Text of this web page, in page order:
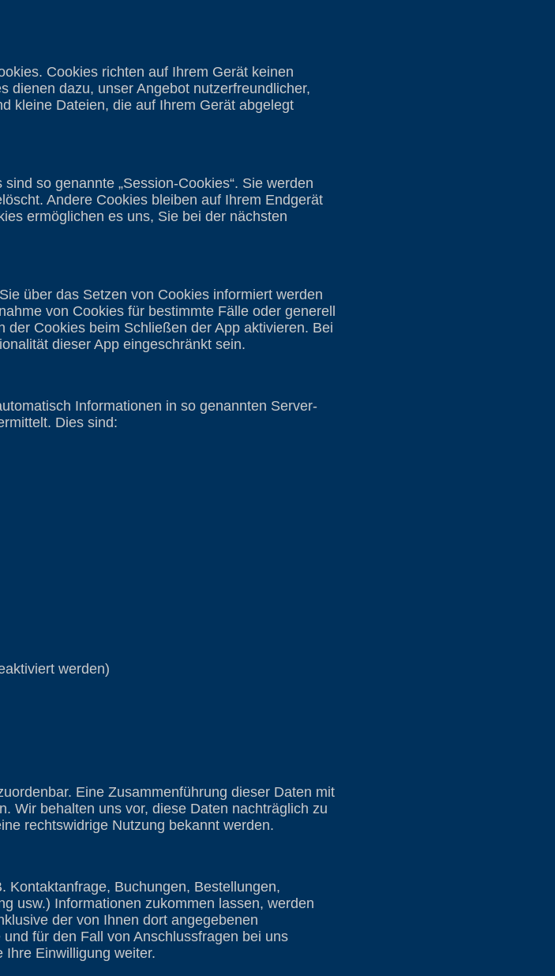
Cookies richten auf Ihrem Gerät keinen
dienen dazu, unser Angebot nutzerfreundlicher,
kleine Dateien, die auf Ihrem Gerät abgelegt
so genannte „Session-Cookies“. Sie werden
Andere Cookies bleiben auf Ihrem Endgerät
ermöglichen es uns, Sie bei der nächsten
über das Setzen von Cookies informiert werden
von Cookies für bestimmte Fälle oder generell
Cookies beim Schließen der App aktivieren. Bei
dieser App eingeschränkt sein.
Informationen in so genannten Server-
Dies sind:
werden)
Eine Zusammenführung dieser Daten mit
Wir behalten uns vor, diese Daten nachträglich zu
rechtswidrige Nutzung bekannt werden.
Kontaktanfrage, Buchungen, Bestellungen,
usw.) Informationen zukommen lassen, werden
der von Ihnen dort angegebenen
für den Fall von Anschlussfragen bei uns
Einwilligung weiter.